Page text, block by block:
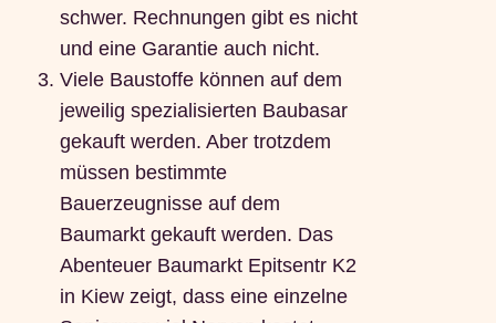
schwer. Rechnungen gibt es nicht
und eine Garantie auch nicht.
Viele Baustoffe können auf dem
jeweilig spezialisierten Baubasar
gekauft werden. Aber trotzdem
müssen bestimmte
Bauerzeugnisse auf dem
Baumarkt gekauft werden. Das
Abenteuer Baumarkt Epitsentr K2
in Kiew zeigt, dass eine einzelne